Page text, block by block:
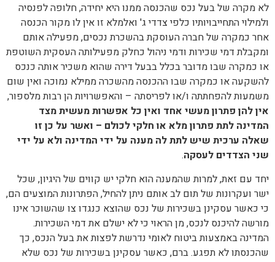
לא מקרה של בעל נכס שהכנסה ממנו היא יחידה, חלופה לפנסיה
ולמילוי התחייבויותיו כלפי צדדי ג' ואלמלא זו אין לו מקור הכנסה
אחר כמקרה של חברה העוסקת בהשכרת נכסים, מפעילה אותם
ומקבלת דמי שכירות ודמי ניהול כחלק מפעילותה העסקית השוטפת
או כמקרה שבו מדובר בכלל בבעל דירה שהוא משכיר אותה כנכס
להשקעה או כמקרה שבו ההכנסה מהשכרה ממילא נמוכה ואין שום
משמעות להפחתתה ו/או לפריסתה – והאפשרויות הן רבות מלספור,
אין להן פתרון מעשי אחד ואין כל אפשרות מעשית מצד
המדינה לתת פתרון מלא או חלקי לכולם – ואשר על כן זו
שאלה ערכית שיש לתת לה מענה על ידי המדינה ולא על ידי
שני הצדדים לעסקה.
יחד עם זאת, למרות שהמענה הוא חלקי יש קווים של היגיון, שכל
ישר ועקרונות של תום לב אותם ניתן להחיל, הפתרונות המוצעים הם,
כי כאשר עסקינן בשכירות של נכס שהוצא כנגדו צו שהשוכר אינו
מורשה להיכנס לנכס, מן הראוי כי לא ישלם את דמי השכירות.
המדינה באמצעות ביטוח לאומי נדרשת לפצות את בעל הנכס, כך
שהכנסתו לא תפגע. ברם, כאשר עסקינן בשכירות של נכס שלא